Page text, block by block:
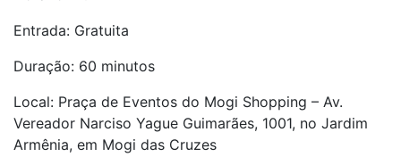
Entrada: Gratuita
Duração: 60 minutos
Local: Praça de Eventos do Mogi Shopping – Av.
Vereador Narciso Yague Guimarães, 1001, no Jardim
Armênia, em Mogi das Cruzes